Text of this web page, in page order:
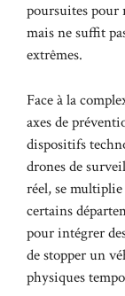
poursuites pour
mais ne suffit
extrêmes.
Face à la
axes de
dispositifs
drones de
réel, se
certains
pour intégrer
de stopper un
physiques